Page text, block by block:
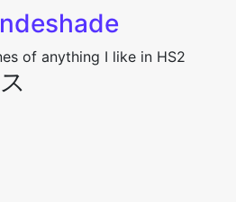
of anything I like in HS2